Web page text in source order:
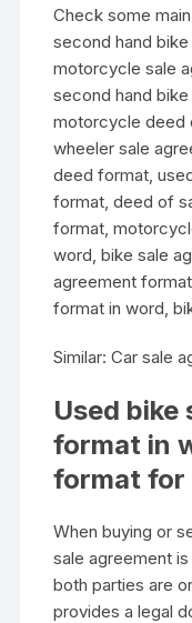
Check some
second hand
motorcycle sale
second hand
motorcycle deed
wheeler sale
deed format,
format, deed of
format,
word, bike sale
agreement
format in word,
Similar:Car sale
Used bike
format in
format for
When buying or
sale agreement
both parties are
provides a legal